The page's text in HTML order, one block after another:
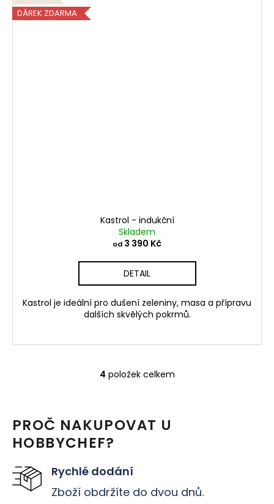
DÁREK ZDARMA
Kastrol - indukční
Skladem
od 3 390 Kč
DETAIL
Kastrol je ideální pro dušení zeleniny, masa a přípravu
dalších skvělých pokrmů.
O
l
á
c
4 položek celkem
PROČ NAKUPOVAT U
HOBBYCHEF?
Rychlé dodání
Zboží obdržíte do dvou dnů.